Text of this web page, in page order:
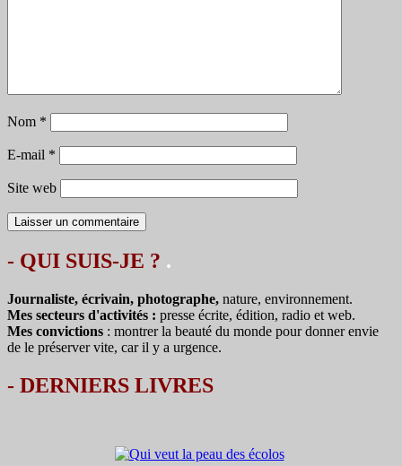
Nom *
E-mail *
Site web
- QUI SUIS-JE ? .
Journaliste, écrivain, photographe, nature, environnement.
Mes secteurs d'activités : presse écrite, édition, radio et web.
Mes convictions : montrer la beauté du monde pour donner envie
de le préserver vite, car il y a urgence.
- DERNIERS LIVRES